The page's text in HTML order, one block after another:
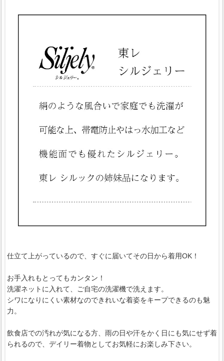
仕立て上がっているので、すぐに届いてその日から着用OK！
お手入れもとってもカンタン！
洗濯ネットに入れて、ご自宅の洗濯機で洗えます。
シワになりにくい素材なのできれいな着姿をキープできるのも魅
力。
飲食店での汚れが気になる方、雨の日や汗をかく日にも気にせず着
られるので、デイリー着物としてお気軽にお楽しみ下さい。